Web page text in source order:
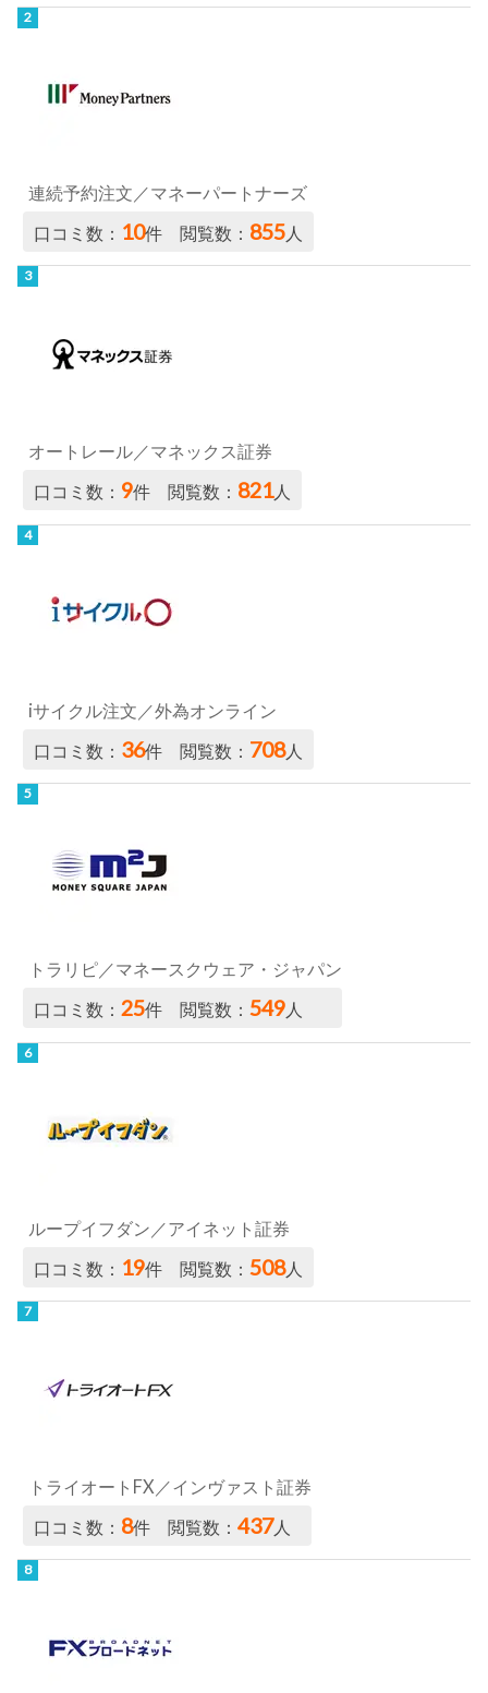
連続予約注文／マネーパートナーズ
口コミ数： 10件 閲覧数： 855人
オートレール／マネックス証券
口コミ数： 9件 閲覧数： 821人
iサイクル注文／外為オンライン
口コミ数： 36件 閲覧数： 708人
トラリピ／マネースクウェア・ジャパン
口コミ数：25件 閲覧数：549人
ループイフダン／アイネット証券
口コミ数： 19件 閲覧数：508人
トライオートFX／インヴァスト証券
口コミ数： 8件 閲覧数：437人